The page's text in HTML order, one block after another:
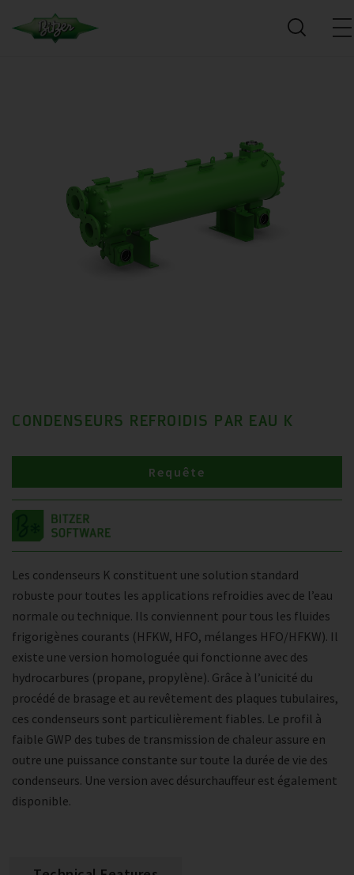
CONDENSEURS REFROIDIS PAR EAU K
Les condenseurs K constituent une solution standard
robuste pour toutes les applications refroidies avec de l’eau
normale ou technique. Ils conviennent pour tous les fluides
frigorigènes courants (HFKW, HFO, mélanges HFO/HFKW). Il
existe une version homologuée qui fonctionne avec des
hydrocarbures (propane, propylène). Grâce à l’unicité du
procédé de brasage et au revêtement des plaques tubulaires,
ces condenseurs sont particulièrement fiables. Le profil à
faible GWP des tubes de transmission de chaleur assure en
outre une puissance constante sur toute la durée de vie des
condenseurs. Une version avec désurchauffeur est également
disponible.
Requête